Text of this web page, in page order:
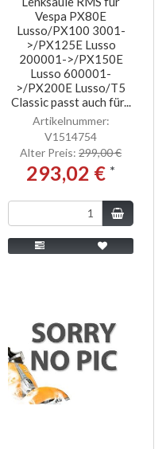
Vespa PX80E
Lusso/PX100 3001-
>/PX125E Lusso
200001->/PX150E
Lusso 600001-
>/PX200E Lusso/T5
Classic passt auch für...
Artikelnummer:
V1514754
Alter Preis: 299,00 €
293,02 € *